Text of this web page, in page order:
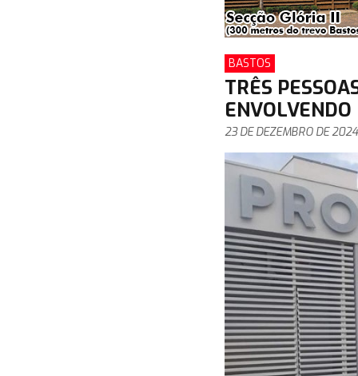
BASTOS
TRÊS
23 DE DEZEMBRO DE 2024